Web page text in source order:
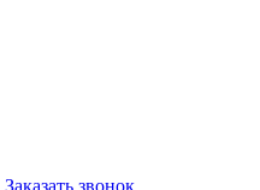
Заказать звонок